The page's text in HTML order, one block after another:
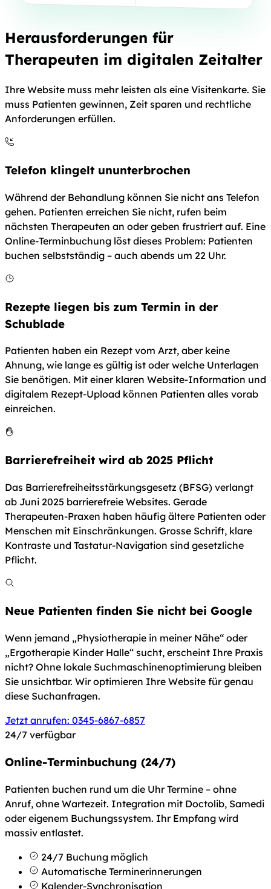
Herausforderungen für
Therapeuten im digitalen Zeitalter
Ihre Website muss mehr leisten als eine Visitenkarte. Sie
muss Patienten gewinnen, Zeit sparen und rechtliche
Anforderungen erfüllen.
Telefon klingelt ununterbrochen
Während der Behandlung können Sie nicht ans Telefon
gehen. Patienten erreichen Sie nicht, rufen beim
nächsten Therapeuten an oder geben frustriert auf. Eine
Online-Terminbuchung löst dieses Problem: Patienten
buchen selbstständig – auch abends um 22 Uhr.
Rezepte liegen bis zum Termin in der
Schublade
Patienten haben ein Rezept vom Arzt, aber keine
Ahnung, wie lange es gültig ist oder welche Unterlagen
Sie benötigen. Mit einer klaren Website-Information und
digitalem Rezept-Upload können Patienten alles vorab
einreichen.
Barrierefreiheit wird ab 2025 Pflicht
Das Barrierefreiheitsstärkungsgesetz (BFSG) verlangt
ab Juni 2025 barrierefreie Websites. Gerade
Therapeuten-Praxen haben häufig ältere Patienten oder
Menschen mit Einschränkungen. Grosse Schrift, klare
Kontraste und Tastatur-Navigation sind gesetzliche
Pflicht.
Neue Patienten finden Sie nicht bei Google
Wenn jemand „Physiotherapie in meiner Nähe“ oder
„Ergotherapie Kinder Halle“ sucht, erscheint Ihre Praxis
nicht? Ohne lokale Suchmaschinenoptimierung bleiben
Sie unsichtbar. Wir optimieren Ihre Website für genau
diese Suchanfragen.
Jetzt anrufen: 0345-6867-6857
24/7 verfügbar
Online-Terminbuchung (24/7)
Patienten buchen rund um die Uhr Termine – ohne
Anruf, ohne Wartezeit. Integration mit Doctolib, Samedi
oder eigenem Buchungssystem. Ihr Empfang wird
massiv entlastet.
24/7 Buchung möglich
Automatische Terminerinnerungen
Kalender-Synchronisation